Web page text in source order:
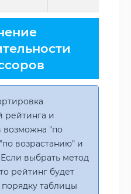
рейтинга и
возможна "по
возрастанию" и
Если выбрать метод
рейтинг будет
таблицы